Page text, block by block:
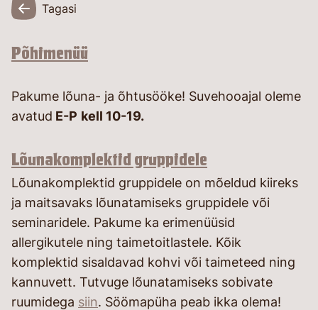
Tagasi
Põhimenüü
Pakume lõuna- ja õhtusööke! Suvehooajal oleme
avatud E-P kell 10-19.
Lõunakomplektid gruppidele
Lõunakomplektid gruppidele on mõeldud kiireks
ja maitsavaks lõunatamiseks gruppidele või
seminaridele. Pakume ka erimenüüsid
allergikutele ning taimetoitlastele. Kõik
komplektid sisaldavad kohvi või taimeteed ning
kannuvett. Tutvuge lõunatamiseks sobivate
ruumidega siin. Söömapüha peab ikka olema!